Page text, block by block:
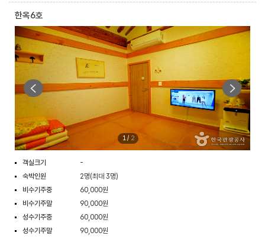
한옥6호
1/ 2
객실크기
-
숙박인원
2명(최대 3명)
비수기주중
60,000원
비수기주말
90,000원
성수기주중
60,000원
성수기주말
90,000원